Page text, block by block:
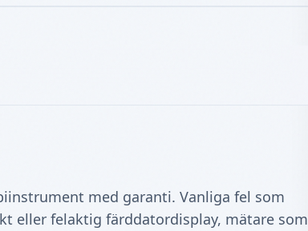
med garanti. Vanliga fel som
eller felaktig färddatordisplay, mätare som